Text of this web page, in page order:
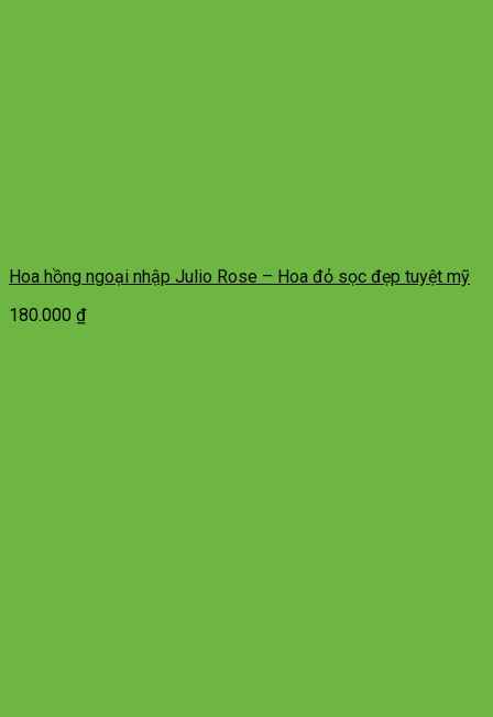
Hoa hồng ngoại nhập Julio Rose – Hoa đỏ sọc đẹp tuyệt mỹ
180.000 ₫